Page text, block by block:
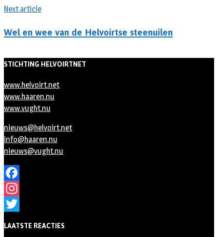
Next article
Wel en wee van de Helvoirtse steenuilen
STICHTING HELVOIRTNET
www.helvoirt.net
www.haaren.nu
www.vught.nu
nieuws@helvoirt.net
info@haaren.nu
nieuws@vught.nu
Facebook
Instagram
LAATSTE REACTIES